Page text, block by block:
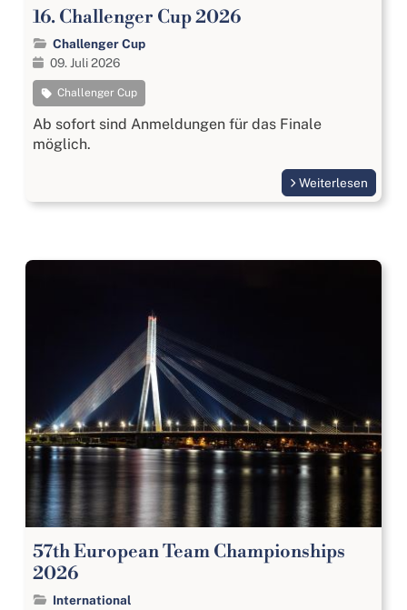
16. Challenger Cup 2026
Challenger Cup
09. Juli 2026
Challenger Cup
Ab sofort sind Anmeldungen für das Finale
möglich.
Weiterlesen
57th European Team Championships
2026
International